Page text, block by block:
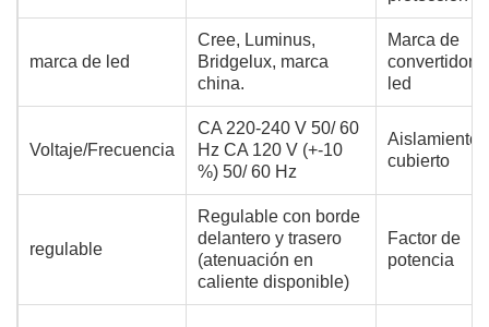
marca de led
Cree, Luminus,
Bridgelux, marca
china.
Marca de
convertidor
led
Voltaje/Frecuencia
CA 220-240 V 50/ 60
Hz CA 120 V (+-10
%) 50/ 60 Hz
Aislamiento
cubierto
regulable
Regulable con borde
delantero y trasero
(atenuación en
caliente disponible)
Factor de
potencia